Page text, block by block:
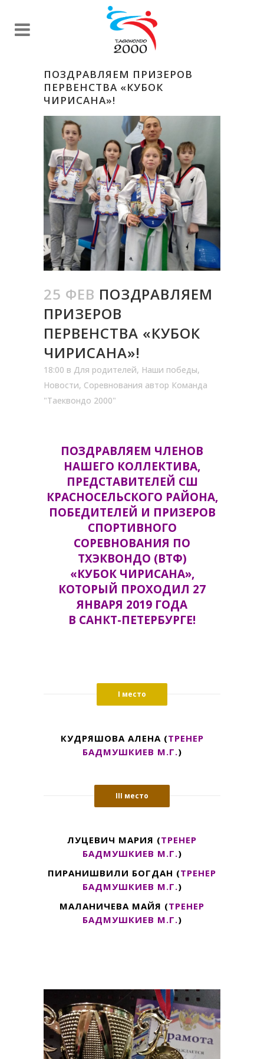
ПОЗДРАВЛЯЕМ ПРИЗЕРОВ
ПЕРВЕНСТВА «КУБОК
ЧИРИСАНА»!
25 ФЕВ ПОЗДРАВЛЯЕМ
ПРИЗЕРОВ
ПЕРВЕНСТВА «КУБОК
ЧИРИСАНА»!
18:00 в Для родителей, Наши победы,
Новости, Соревнования автор Команда
"Таеквондо 2000"
ПОЗДРАВЛЯЕМ ЧЛЕНОВ
НАШЕГО КОЛЛЕКТИВА,
ПРЕДСТАВИТЕЛЕЙ СШ
КРАСНОСЕЛЬСКОГО РАЙОНА,
ПОБЕДИТЕЛЕЙ И ПРИЗЕРОВ
СПОРТИВНОГО
СОРЕВНОВАНИЯ ПО
ТХЭКВОНДО (ВТФ)
«КУБОК ЧИРИСАНА»,
КОТОРЫЙ ПРОХОДИЛ 27
ЯНВАРЯ 2019 ГОДА
В САНКТ-ПЕТЕРБУРГЕ!
I место
КУДРЯШОВА АЛЕНА (ТРЕНЕР
БАДМУШКИЕВ М.Г.)
III место
ЛУЦЕВИЧ МАРИЯ (ТРЕНЕР
БАДМУШКИЕВ М.Г.)
ПИРАНИШВИЛИ БОГДАН (ТРЕНЕР
БАДМУШКИЕВ М.Г.)
МАЛАНИЧЕВА МАЙЯ (ТРЕНЕР
БАДМУШКИЕВ М.Г.)